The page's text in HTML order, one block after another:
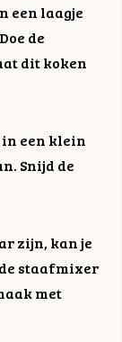
een laagje
de
dit koken
in een klein
Snijd de
zijn, kan je
staafmixer
met